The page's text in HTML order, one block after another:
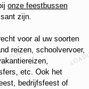
onze feestbussen
zijn.
voor al uw soorten
reizen, schoolvervoer,
etc. Ook het
bedrijfsfeest of